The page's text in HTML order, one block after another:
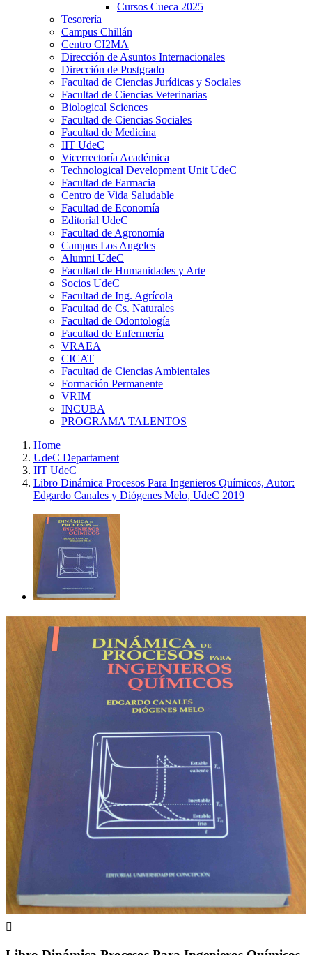
Cursos Cueca 2025
Tesorería
Campus Chillán
Centro CI2MA
Dirección de Asuntos Internacionales
Dirección de Postgrado
Facultad de Ciencias Jurídicas y Sociales
Facultad de Ciencias Veterinarias
Biological Sciences
Facultad de Ciencias Sociales
Facultad de Medicina
IIT UdeC
Vicerrectoría Académica
Technological Development Unit UdeC
Facultad de Farmacia
Centro de Vida Saludable
Facultad de Economía
Editorial UdeC
Facultad de Agronomía
Campus Los Angeles
Alumni UdeC
Facultad de Humanidades y Arte
Socios UdeC
Facultad de Ing. Agrícola
Facultad de Cs. Naturales
Facultad de Odontología
Facultad de Enfermería
VRAEA
CICAT
Facultad de Ciencias Ambientales
Formación Permanente
VRIM
INCUBA
PROGRAMA TALENTOS
Home
UdeC Departament
IIT UdeC
Libro Dinámica Procesos Para Ingenieros Químicos, Autor:
Edgardo Canales y Diógenes Melo, UdeC 2019
